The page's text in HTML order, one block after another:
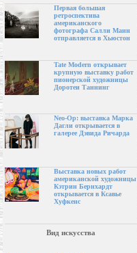
Первая большая
ретроспектива
американского
фотографа Салли Манн
отправляется в Хьюстон
Tate Modern открывает
крупную выставку работ
пионерской художницы
Доротеи Таннинг
Neo-Op: выставка Марка
Дагли открывается в
галерее Дэвида Ричарда
Выставка новых работ
американской художницы
Кэтрин Бернхардт
открывается в Ксавье
Хуфкенс
Вид искусства